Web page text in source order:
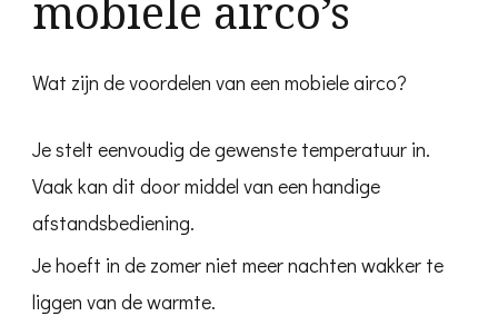
Wat zijn de voordelen van een mobiele airco?
Je stelt eenvoudig de gewenste temperatuur in.
Vaak kan dit door middel van een handige
afstandsbediening.
Je hoeft in de zomer niet meer nachten wakker te
liggen van de warmte.